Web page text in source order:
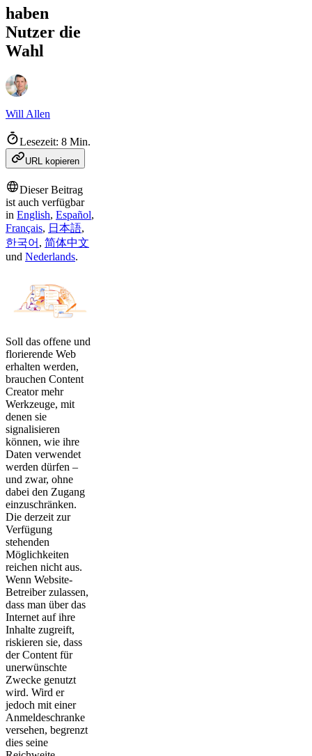
haben
Nutzer die
Wahl
Will Allen
Lesezeit: 8 Min.
URL kopieren
Dieser Beitrag
ist auch verfügbar
in English, Español,
Français, 日本語,
한국어 , 简体中文
und Nederlands.
Soll das offene und
florierende Web
erhalten werden,
brauchen Content
Creator mehr
Werkzeuge, mit
denen sie
signalisieren
können, wie ihre
Daten verwendet
werden dürfen –
und zwar, ohne
dabei den Zugang
einzuschränken.
Die derzeit zur
Verfügung
stehenden
Möglichkeiten
reichen nicht aus.
Wenn Website-
Betreiber zulassen,
dass man über das
Internet auf ihre
Inhalte zugreift,
riskieren sie, dass
der Content für
unerwünschte
Zwecke genutzt
wird. Wird er
jedoch mit einer
Anmeldeschranke
versehen, begrenzt
dies seine